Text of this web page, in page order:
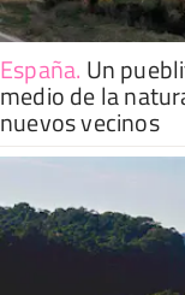
España. Un
medio de la
nuevos vecinos